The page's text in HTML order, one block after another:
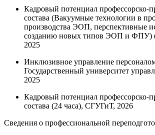
Кадровый потенциал профессорско-
состава (Вакуумные технологии в
производства ЭОП, перспективные
созданию новых типов ЭОП и ФПУ)
2025
Инклюзивное управление
Государственный университет
2025
Кадровый потенциал профессорско-
состава (24 часа), СГУГиТ, 2026
Сведения о профессиональной